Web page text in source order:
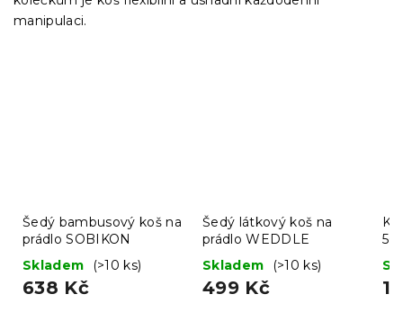
manipulaci.
Šedý bambusový koš na
prádlo SOBIKON
Skladem
(>10 ks)
638 Kč
Šedý látkový koš na
prádlo WEDDLE
Skladem
(>10 ks)
499 Kč
50